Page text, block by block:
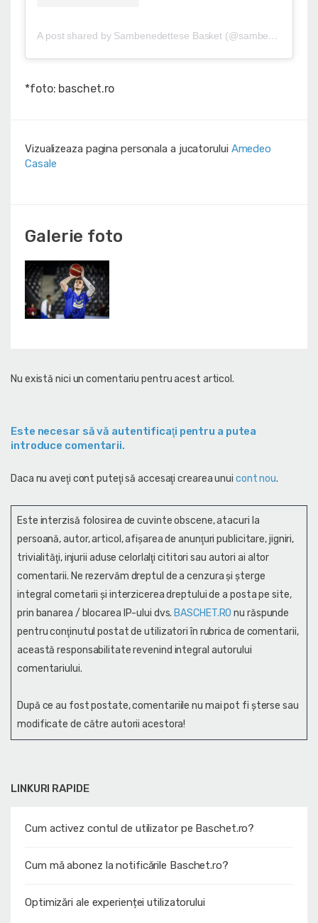
LINKURI RAPIDE
Cum activez contul de utilizator pe Baschet.ro?
Cum mă abonez la notificările Baschet.ro?
Optimizări ale experienței utilizatorului
A post shared by Sambenedettese Basket (@sambenedettesebasket)
*foto: baschet.ro
Vizualizeaza pagina personala a jucatorului Amedeo
Casale
Galerie foto
Nu există nici un comentariu pentru acest articol.
Este necesar să vă autentificaţi pentru a putea
introduce comentarii.
Daca nu aveţi cont puteţi să accesaţi crearea unui cont nou.
Este interzisă folosirea de cuvinte obscene, atacuri la
persoană, autor, articol, afişarea de anunţuri publicitare, jigniri,
trivialităţi, injurii aduse celorlalţi cititori sau autori ai altor
comentarii. Ne rezervăm dreptul de a cenzura și şterge
integral cometarii și interzicerea dreptului de a posta pe site,
prin banarea / blocarea IP-ului dvs. BASCHET.RO nu răspunde
pentru conţinutul postat de utilizatori în rubrica de comentarii,
această responsabilitate revenind integral autorului
comentariului.
După ce au fost postate, comentariile nu mai pot fi șterse sau
modificate de către autorii acestora!